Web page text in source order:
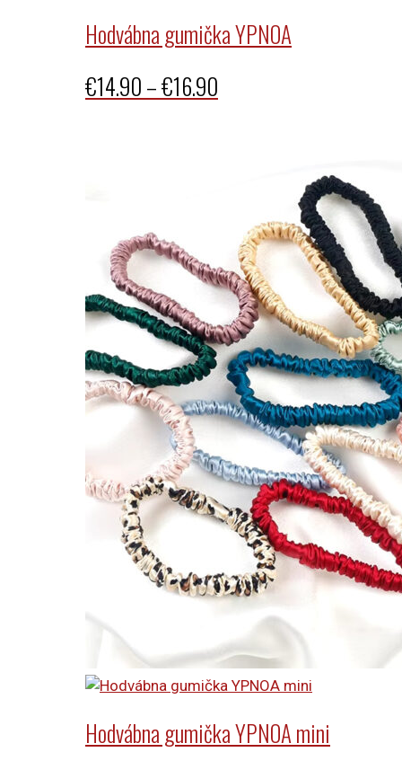
Hodvábna gumička YPNOA
€14.90–€16.90
€16.90
Hodvábna gumička YPNOA mini